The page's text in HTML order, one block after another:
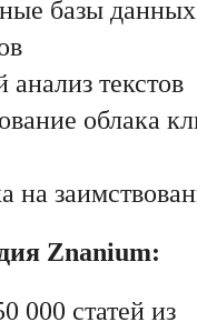
базы данных
текстов
облака
на
Znanium:
000 статей из